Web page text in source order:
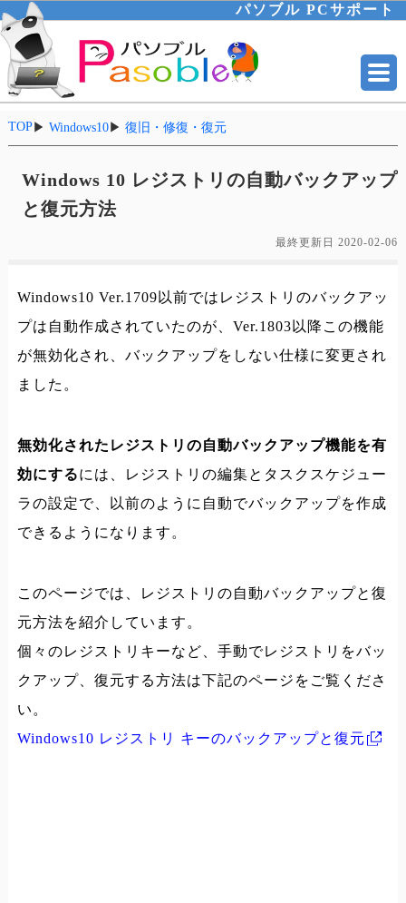
パソブル PCサポート
TOP▶ Windows10▶ 復旧・修復・復元
Windows 10 レジストリの自動バックアップ
と復元方法
最終更新日2020-02-06
Windows10 Ver.1709以前ではレジストリのバックアッ
プは自動作成されていたのが、Ver.1803以降この機能
が無効化され、バックアップをしない仕様に変更され
ました。
無効化されたレジストリの自動バックアップ機能を有
効にするには、レジストリの編集とタスクスケジュー
ラの設定で、以前のように自動でバックアップを作成
できるようになります。
このページでは、レジストリの自動バックアップと復
元方法を紹介しています。
個々のレジストリキーなど、手動でレジストリをバッ
クアップ、復元する方法は下記のページをご覧くださ
い。
Windows10 レジストリ キーのバックアップと復元